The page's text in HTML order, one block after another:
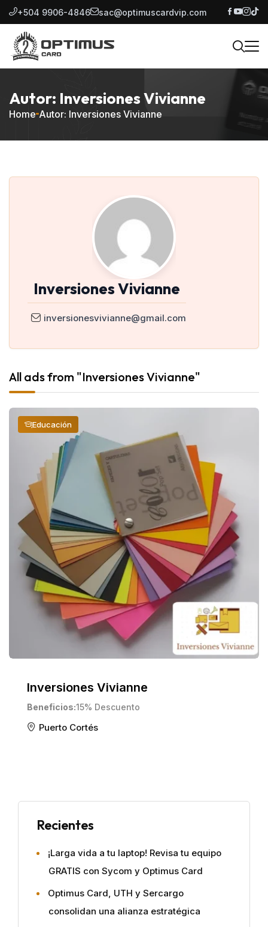
+504 9906-4846 sac@optimuscardvip.com
Autor: Inversiones Vivianne
Home Autor: Inversiones Vivianne
Inversiones Vivianne
inversionesvivianne@gmail.com
All ads from "Inversiones Vivianne"
Inversiones Vivianne
Beneficios 15% Descuento
Educación
Puerto Cortés
Recientes
¡Larga vida a tu laptop! Revisa tu equipo
GRATIS con Sycom y Optimus Card
Optimus Card, UTH y Sercargo
consolidan una alianza estratégica